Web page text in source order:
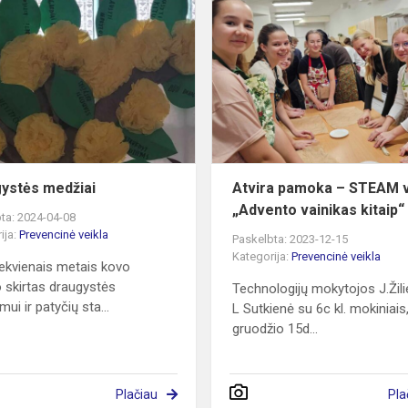
Draugystės
medžiai
medžiai
2024-04-08
Prevencinė veikla
metais kovo
skirtas draugystės
ir patyčių sta...
Plačiau
Atvira pamoka – STEAM
„Advento vainikas kitaip“
Paskelbta: 2023-12-15
Kategorija:Prevencinė veikla
Technologijų mokytojos
L Sutkienė su 6c kl.
gruodžio 15d...